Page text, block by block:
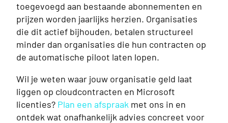
toegevoegd aan bestaande abonnementen en
prijzen worden jaarlijks herzien. Organisaties
die dit actief bijhouden, betalen structureel
minder dan organisaties die hun contracten op
de automatische piloot laten lopen.
Wil je weten waar jouw organisatie geld laat
liggen op cloudcontracten en Microsoft
licenties? Plan een afspraak met ons in en
ontdek wat onafhankelijk advies concreet voor